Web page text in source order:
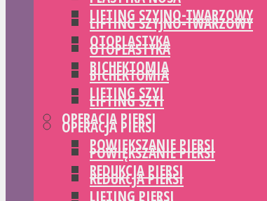
LIFTING SZYJNO-TWARZOWY
OTOPLASTYKA
BICHEKTOMIA
LIFTING SZYI
OPERACJA PIERSI
POWIĘKSZANIE PIERSI
REDUKCJA PIERSI
LIFTING PIERSI
LIFTING SZYJNO-TWARZOWY
OTOPLASTYKA
BICHEKTOMIA
LIFTING SZYI
OPERACJA PIERSI
POWIĘKSZANIE PIERSI
REDUKCJA PIERSI